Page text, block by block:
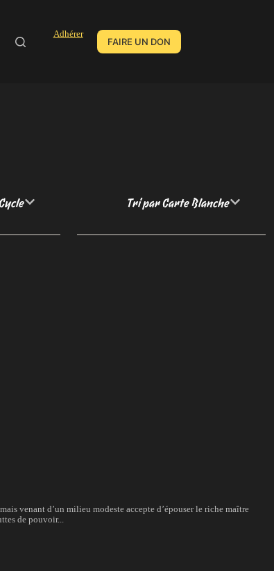
Adhérer
FAIRE UN DON
Tri par Carte Blanche
venant d’un milieu modeste accepte d’épouser le riche maître
de pouvoir...